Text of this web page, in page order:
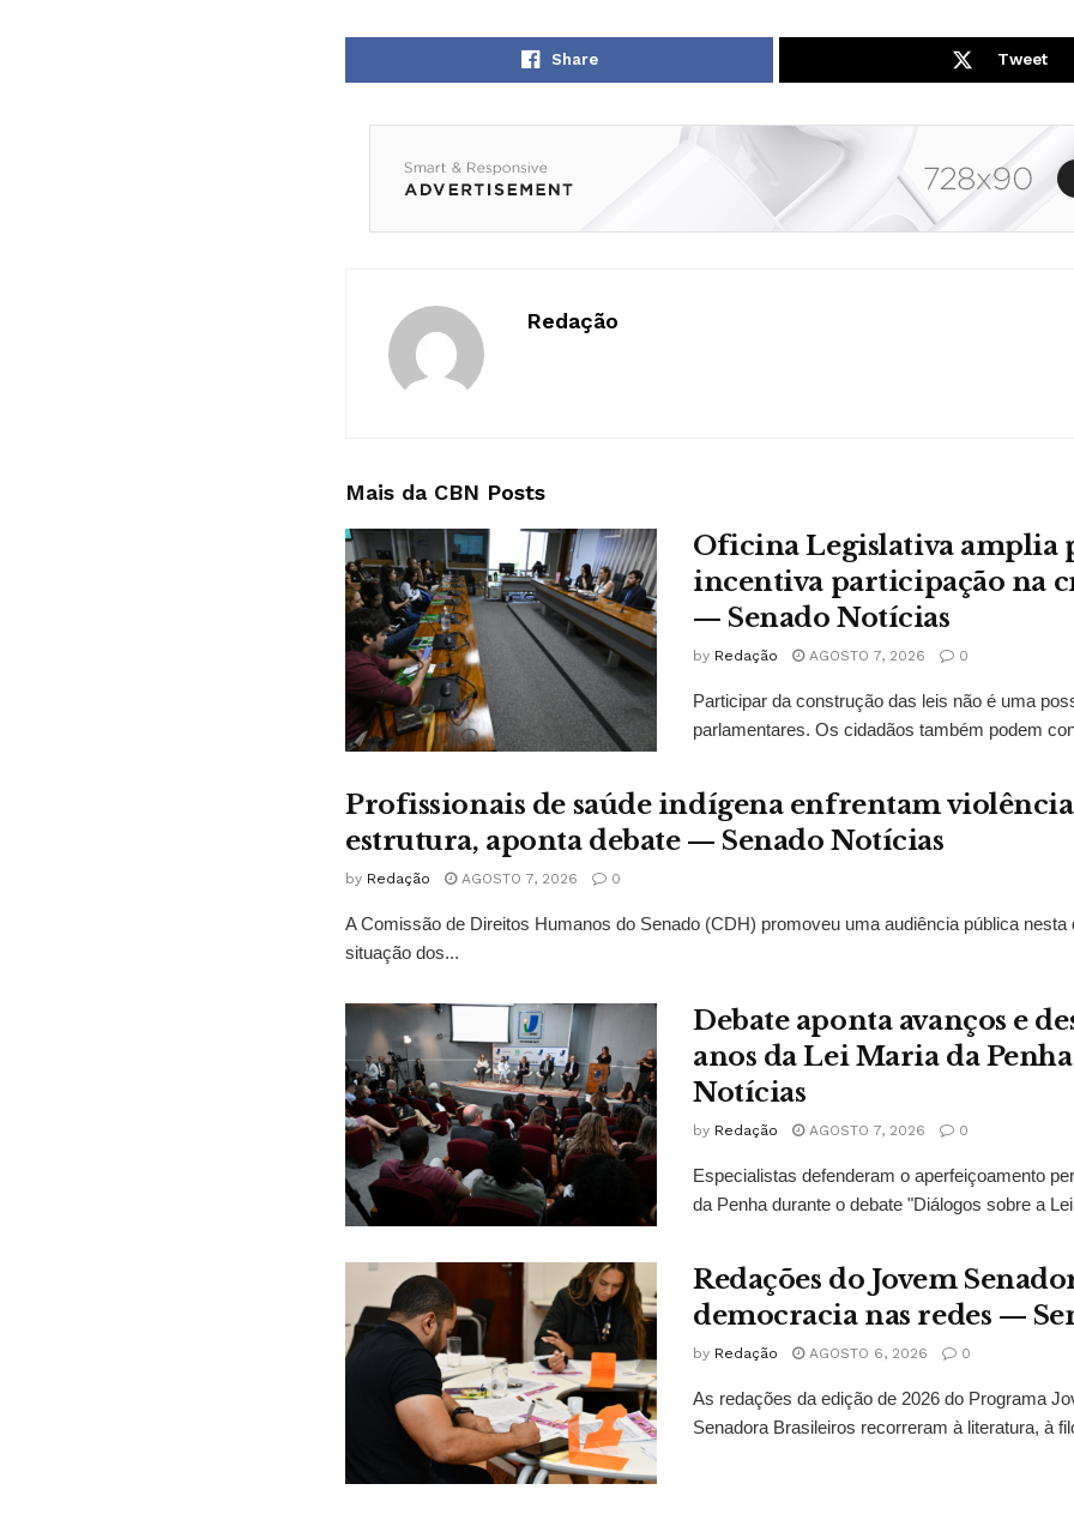
Share Tweet
Redação
Mais da CBN Posts
Oficina Legislativa amplia
incentiva participação na
— Senado Notícias
by Redação AGOSTO 7, 2026 0
Participar da construção das leis não é uma
parlamentares. Os cidadãos também podem
Profissionais de saúde indígena enfrentam
estrutura, aponta debate — Senado Notícias
by Redação AGOSTO 7, 2026 0
A Comissão de Direitos Humanos do Senado (CDH) promoveu uma audiência pública nesta
situação dos...
Debate aponta avanços e
anos da Lei Maria da
Notícias
by Redação AGOSTO 7, 2026 0
Especialistas defenderam o aperfeiçoamento
da Penha durante o debate "Diálogos sobre a
Redações do Jovem
democracia nas redes —
by Redação AGOSTO 6, 2026 0
As redações da edição de 2026 do Programa
Senadora Brasileiros recorreram à literatura, à